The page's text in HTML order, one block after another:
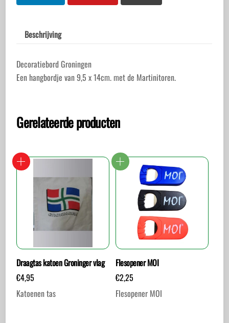
Beschrijving
Decoratiebord Groningen
Een hangbordje van 9,5 x 14cm. met de Martinitoren.
Gerelateerde producten
Draagtas katoen Groninger vlag
€4,95
Katoenen tas
Flesopener MOI
€2,25
Flesopener MOI